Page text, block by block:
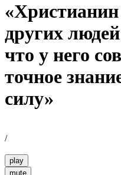
«Христианин
других
что у него
точное
силу»
/
play
mute